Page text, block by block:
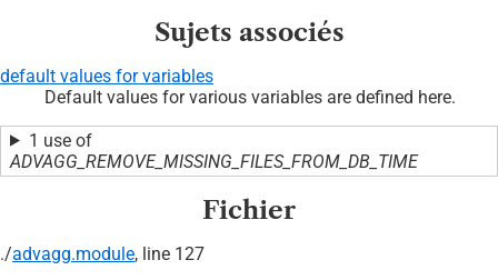
Sujets associés
default values for variables
Default values for various variables are defined here.
1 use of
ADVAGG_REMOVE_MISSING_FILES_FROM_DB_TIME
Fichier
./advagg.module, line 127